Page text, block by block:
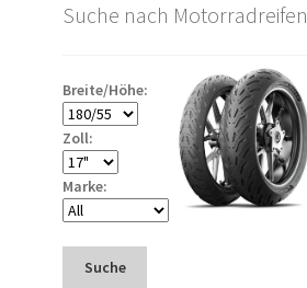
Suche nach Motorradreifen
Breite/Höhe:
Zoll:
Marke:
Suche